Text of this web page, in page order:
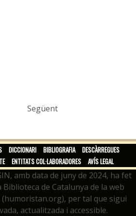
Següent
DICCIONARI BIBLIOGRAFIA
DESCÀRREGUES
ENTITATS COL·LABORADORES AVÍS LEGAL
amb data de juny de 2024, ha fet
Biblioteca de Catalunya de la web
per tal que sigui
actualitzada i accessible.